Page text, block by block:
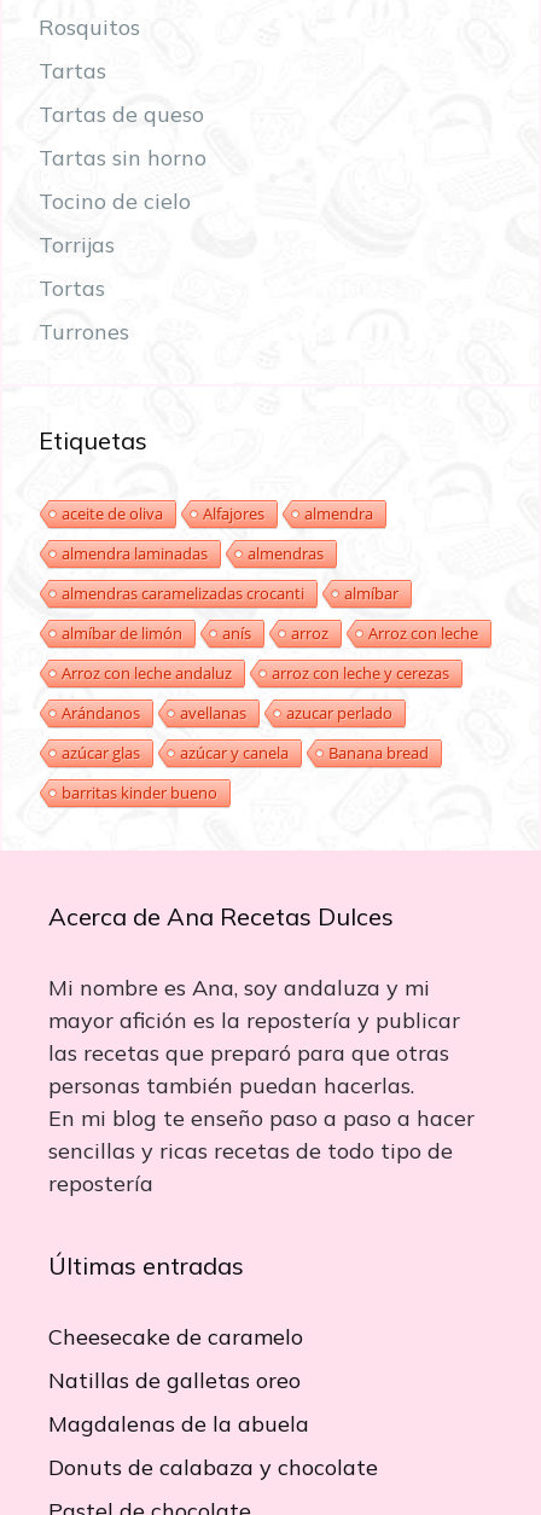
Rosquitos
Tartas
Tartas de queso
Tartas sin horno
Tocino de cielo
Torrijas
Tortas
Turrones
Etiquetas
aceite de oliva Alfajores
almendra
almendra laminadas
almendras
almendras caramelizadas crocanti
almíbar
almíbar de limón
anís arroz
Arroz con leche
Arroz con leche andaluz
arroz con leche y cerezas
Arándanos
avellanas
azucar perlado
azúcar glas
azúcar y canela
Banana bread
barritas kinder bueno
Acerca de Ana Recetas Dulces
Mi nombre es Ana, soy andaluza y mi
mayor afición es la repostería y publicar
las recetas que preparó para que otras
personas también puedan hacerlas.
En mi blog te enseño paso a paso a hacer
sencillas y ricas recetas de todo tipo de
repostería
Últimas entradas
Cheesecake de caramelo
Natillas de galletas oreo
Magdalenas de la abuela
Donuts de calabaza y chocolate